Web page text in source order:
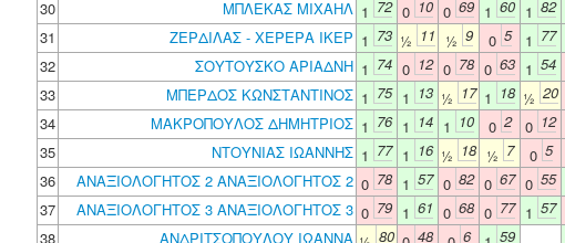
30
ΜΠΛΕΚΑΣ ΜΙΧΑΗΛ 1 72 0 10 0 69 1 60 1 82
31
ΖΕΡΔΙΛΑΣ - ΧΕΡΕΡΑ ΙΚΕΡ 1 73 ½ 11 ½ 9 0 5 1 77
32
ΣΟΥΤΟΥΣΚΟ ΑΡΙΑΔΝΗ 1 74 0 12 0 78 0 63 1 54
33
ΜΠΕΡΔΟΣ ΚΩΝΣΤΑΝΤΙΝΟΣ 1 75 1 13 ½ 17 1 18 ½ 20
34
ΜΑΚΡΟΠΟΥΛΟΣ ΔΗΜΗΤΡΙΟΣ 1 76 1 14 1 10 0 2 0 12
35
ΝΤΟΥΝΙΑΣ ΙΩΑΝΝΗΣ 1 77 1 16 ½ 18 ½ 7 0 5
36
ΑΝΑΞΙΟΛΟΓΗΤΟΣ 2 ΑΝΑΞΙΟΛΟΓΗΤΟΣ 2 0 78 1 57 0 82 0 67 0 55
37
ΑΝΑΞΙΟΛΟΓΗΤΟΣ 3 ΑΝΑΞΙΟΛΟΓΗΤΟΣ 3 0 79 1 61 0 68 0 77 1 57
38
ΑΝΔΡΙΤΣΟΠΟΥΛΟΥ ΙΩΑΝΝΑ 80 48 6 59